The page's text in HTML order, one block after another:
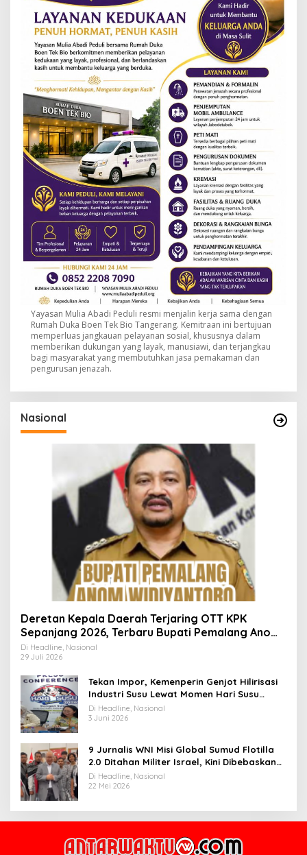
Yayasan Mulia Abadi Peduli resmi menjalin kerja sama dengan
Rumah Duka Boen Tek Bio Tangerang. Kemitraan ini bertujuan
memperluas jangkauan pelayanan sosial, khususnya dalam
memberikan dukungan yang layak, manusiawi, dan terjangkau
bagi masyarakat yang membutuhkan jasa pemakaman dan
pengurusan jenazah.
Nasional
Deretan Kepala Daerah Terjaring OTT KPK
Sepanjang 2026, Terbaru Bupati Pemalang Anom
Widiyantoro
Di Headline, Nasional
29 Juli 2026
Tekan Impor, Kemenperin Genjot Hilirisasi
Industri Susu Lewat Momen Hari Susu
Nusantara 2026
Di Headline, Nasional
3 Juni 2026
9 Jurnalis WNI Misi Global Sumud Flotilla
2.0 Ditahan Militer Israel, Kini Dibebaskan
dan Dievakuasi ke Istanbul
Di Headline, Nasional
22 Mei 2026